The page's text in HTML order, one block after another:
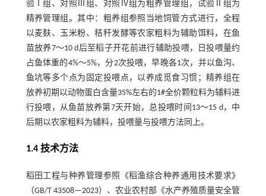
验Ⅰ组、对照Ⅲ组、对照Ⅳ组为粗养管理组，试验Ⅱ组为
精养管理组。其中：粗养组参照当地饲管方式进行，全程
以麦麸、玉米粉、秸秆发酵等农家粗料为辅助饵料，在鱼
苗放养7～10 d后至稻子开花前进行辅助投喂，日投喂量约
占鱼体重的4%～5%，分2次投喂，早晚各1次，并以鱼沟、
鱼坑等多个点为固定投喂点，以养成觅食习惯；精养组在
放养初期以动物蛋白含量35%左右的1#全价颗粒料为辅料进
行投喂，从鱼苗放养第7天开始，总投喂时间13～15 d，中
后期以农家粗料为辅料，投喂量与投喂方法同上。
1.4 技术方法
稻田工程与种养管理参照《稻渔综合种养通用技术要求》
（GB/T 43508—2023）、农业农村部《水产养殖质量安全管